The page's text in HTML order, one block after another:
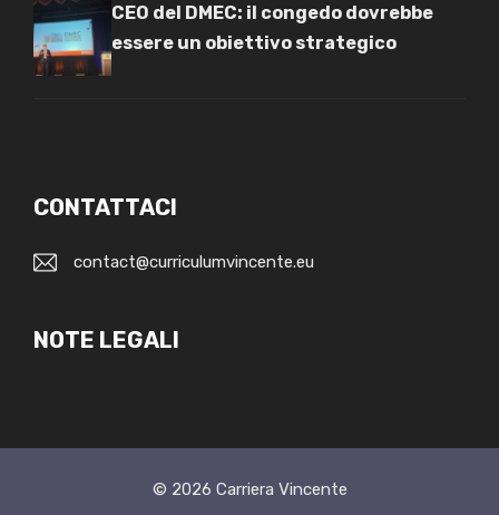
CEO del DMEC: il congedo dovrebbe
essere un obiettivo strategico
CONTATTACI
contact@curriculumvincente.eu
NOTE LEGALI
© 2026 Carriera Vincente